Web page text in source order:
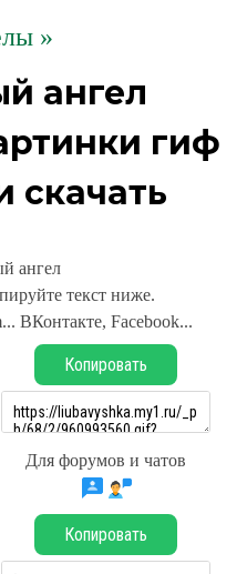
»
ангел
гиф
скачать
ангел
текст ниже.
ВКонтакте, Facebook...
Копировать
Для форумов и чатов
Копировать